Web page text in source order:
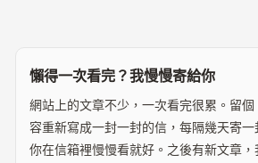
懶得一次看完？我慢慢寄給你
網站上的文章不少，一次看完很累。留
容重新寫成一封一封的信，每隔幾天寄一
你在信箱裡慢慢看就好。之後有新文章